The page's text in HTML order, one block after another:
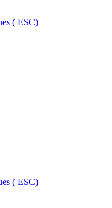
( ESC)
( ESC)